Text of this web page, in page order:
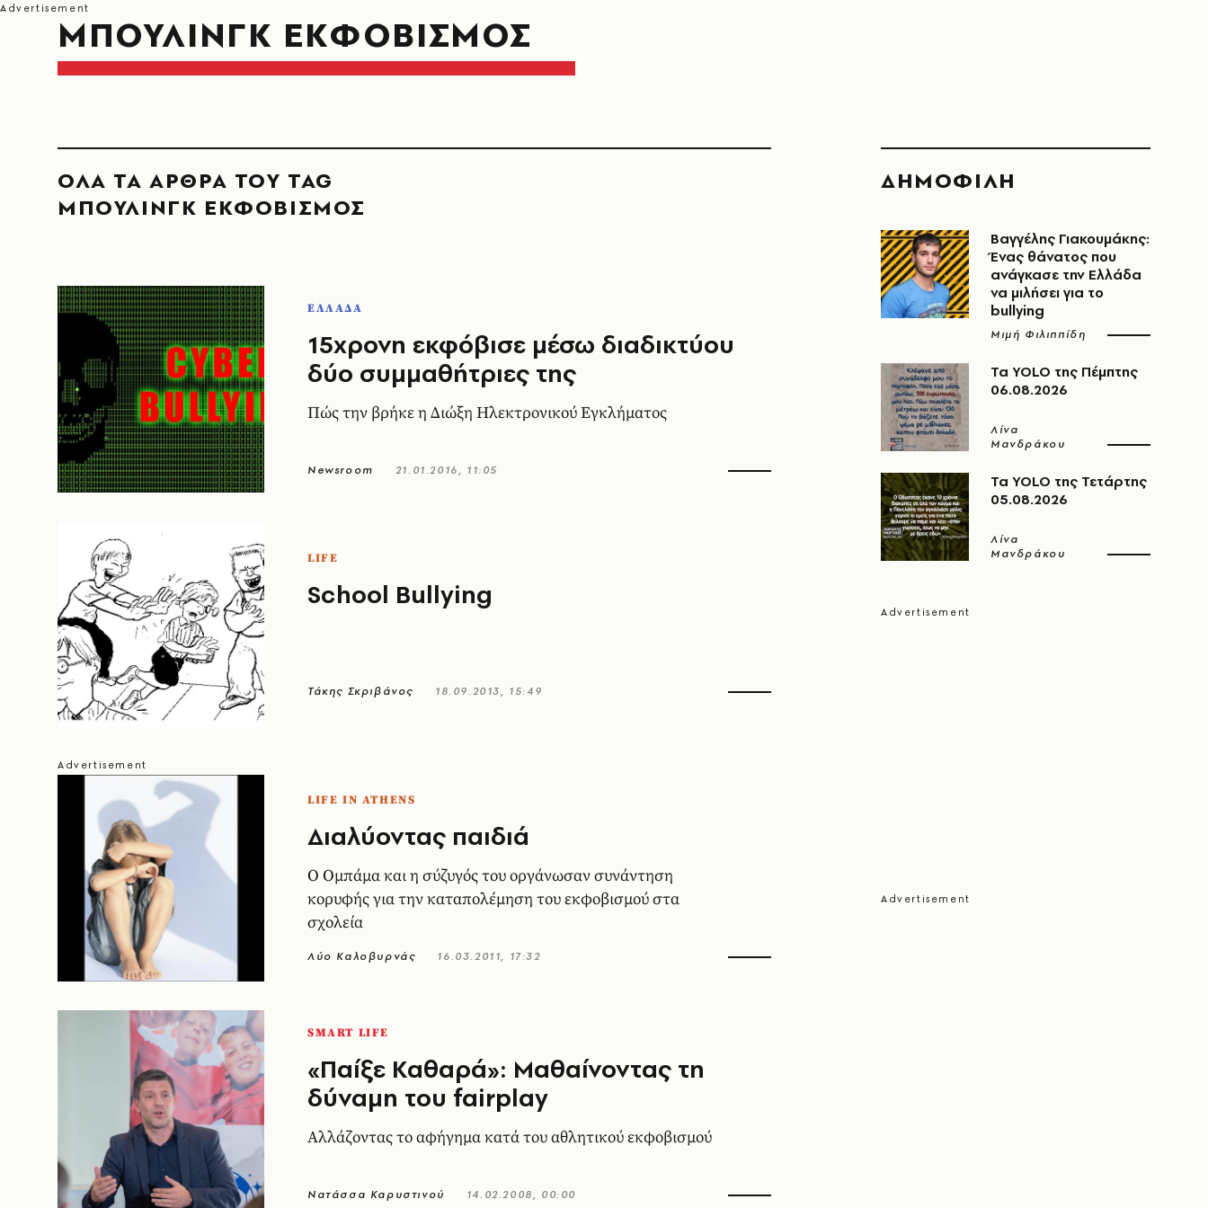
ΜΠΟΥΛΙΝΓΚ ΕΚΦΟΒΙΣΜΟΣ
ΟΛΑ ΤΑ ΑΡΘΡΑ ΤΟΥ TAG
ΜΠΟΥΛΙΝΓΚ ΕΚΦΟΒΙΣΜΟΣ
ΕΛΛΑΔΑ
15χρονη εκφόβισε μέσω διαδικτύου
δύο συμμαθήτριες της
Πώς την βρήκε η Διώξη Ηλεκτρονικού Εγκλήματος
Newsroom 21.01.2016, 11:05
LIFE
School Bullying
Τάκης Σκριβάνος 18.09.2013, 15:49
LIFE IN ATHENS
Διαλύοντας παιδιά
Ο Ομπάμα και η σύζυγός του οργάνωσαν συνάντηση
κορυφής για την καταπολέμηση του εκφοβισμού στα
σχολεία
Λύο Καλοβυρνάς 16.03.2011, 17:32
SMART LIFE
«Παίξε Καθαρά»: Μαθαίνοντας τη
δύναμη του fairplay
Αλλάζοντας το αφήγημα κατά του αθλητικού εκφοβισμού
Νατάσσα Καρυστινού 14.02.2008, 00:00
ΔΗΜΟΦΙΛΗ
Βαγγέλης Γιακουμάκης:
Ένας θάνατος που
ανάγκασε την Ελλάδα
να μιλήσει για το
bullying
Μιμή Φιλιππίδη
Τα YOLO της Πέμπτης
06.08.2026
Λίνα
Μανδράκου
Τα YOLO της Τετάρτης
05.08.2026
Λίνα
Μανδράκου